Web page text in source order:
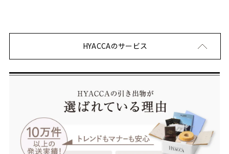
HYACCAのサービス